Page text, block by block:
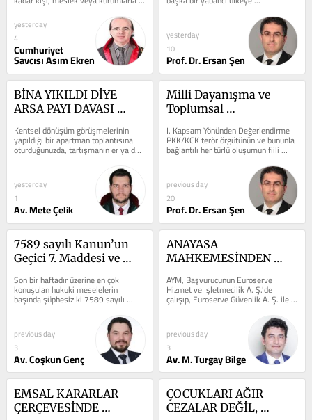
ilgili olarak mevzuatımızda yer alan
hem...
yesterday
4
Cumhuriyet
Savcısı Asım Ekren
götürülürken Türkiye’nin transit...
yesterday
10
Prof. Dr. Ersan Şen
BİNA YIKILDI DİYE
ARSA PAYI DAVASI
GENEL KURULU'NDAN
KENTSEL DÖNÜŞÜME
Kentsel dönüşüm görüşmelerinin
yapıldığı bir apartman toplantısına
oturduğunuzda, tartışmanın er ya da
geç aynı yere geldiğini...
yesterday
1
Av. Mete Çelik
Milli Dayanışma ve
Toplumsal
Güçlendirilmesine Dair
Kanun Teklifinin
Değerlendirilmesi
I. Kapsam Yönünden Değerlendirme
PKK/KCK terör örgütünün ve bununla
bağlantılı her türlü oluşumun fiili
varlığına son verdiğinin ve...
previous day
20
Prof. Dr. Ersan Şen
7589 sayılı Kanun’un
Geçici 7. Maddesi ve
Zarar Giderimi Şart Mı?
Son bir haftadır üzerine en çok
konuşulan hukuki meselelerin
başında şüphesiz ki 7589 sayılı
Yargının Etkin ve Verimli
previous day
3
Av. Coşkun Genç
ANAYASA
MAHKEMESİNDEN
İLGİLİ HATALI HAK
İHLALİ KARARI
AYM, Başvurucunun Euroserve
Hizmet ve İşletmecilik A. Ş.'de
çalışıp, Euroserve Güvenlik A. Ş. ile
yürüttüğü zorunlu arabuluculuk...
previous day
3
Av. M. Turgay Bilge
EMSAL KARARLAR
ÇERÇEVESİNDE
ÇOCUKLARI AĞIR
CEZALAR DEĞİL,